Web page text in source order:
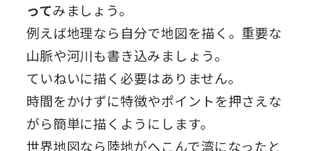
ってみましょう。
例えば地理なら自分で地図を描く。重要な
山脈や河川も書き込みましょう。
ていねいに描く必要はありません。
時間をかけずに特徴やポイントを押さえな
がら簡単に描くようにします。
世界地図なら陸地がへこんで湾になったと